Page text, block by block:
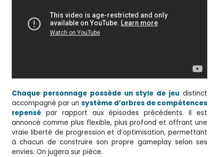
Chaque personnage possède un style de jeu distinct
accompagné par un système d’arbres de compétences
repensé par rapport aux épisodes précédents. Il est
annoncé comme plus flexible, plus profond et offrant une
vraie liberté de progression et d’optimisation, permettant
à chacun de construire son propre gameplay selon ses
envies. On jugera sur pièce.